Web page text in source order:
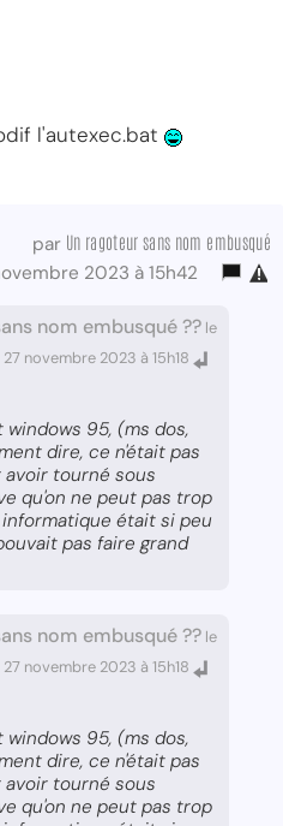
l'autexec.bat
par Un ragoteur sans nom embusqué
2023 à 15h42
nom embusqué ?? le
novembre 2023 à 15h18
windows 95, (ms dos,
dire, ce n'était pas
avoir tourné sous
qu'on ne peut pas trop
était si peu
pas faire grand
nom embusqué ?? le
novembre 2023 à 15h18
windows 95, (ms dos,
dire, ce n'était pas
avoir tourné sous
qu'on ne peut pas trop